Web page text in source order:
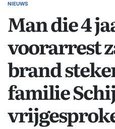
GEPLAATST
NIEUWS
Man die 4
voorarrest
brand
familie